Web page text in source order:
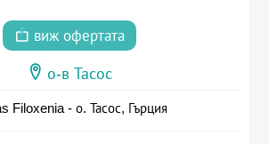
виж офертата
о-в Тасос
Filoxenia - о. Тасос, Гърция